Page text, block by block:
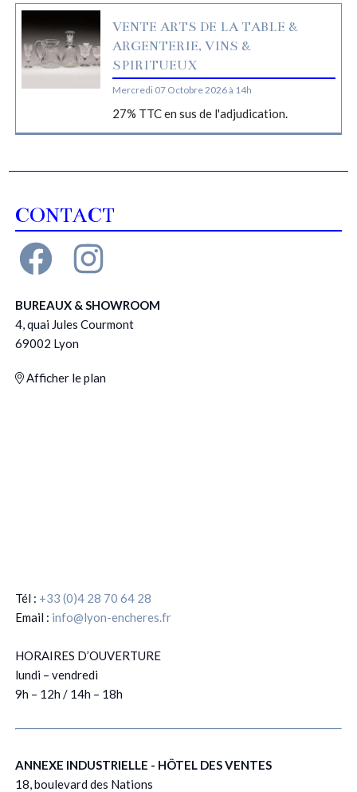
VENTE ARTS DE LA TABLE &
ARGENTERIE, VINS &
SPIRITUEUX
Mercredi 07 Octobre 2026 à 14h
27% TTC en sus de l'adjudication.
CONTACT
BUREAUX & SHOWROOM
4, quai Jules Courmont
69002 Lyon
Afficher le plan
Tél : +33 (0)4 28 70 64 28
Email : info@lyon-encheres.fr
HORAIRES D’OUVERTURE
lundi – vendredi
9h – 12h / 14h – 18h
ANNEXE INDUSTRIELLE - HÔTEL DES VENTES
18, boulevard des Nations